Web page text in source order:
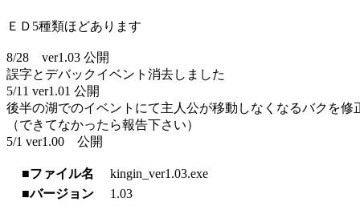
ＥＤ5種類ほどあります
8/28 ver1.03 公開
誤字とデバックイベント消去しました
5/11 ver1.01 公開
後半の湖でのイベントにて主人公が移動しなくなるバクを修
（できてなかったら報告下さい）
5/1 ver1.00 公開
■ファイル名
kingin_ver1.03.exe
■バージョン
1.03